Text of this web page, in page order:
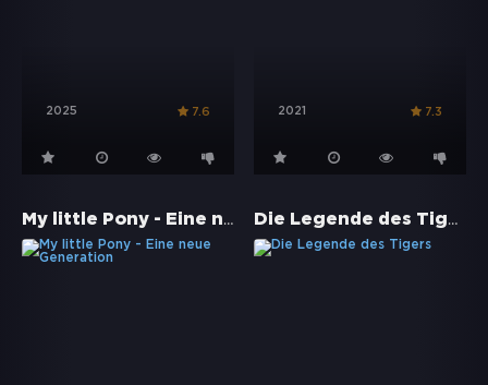
2025 7.6 2021 7.3
My little Pony - Eine neue Generation Die Legende des Tigers